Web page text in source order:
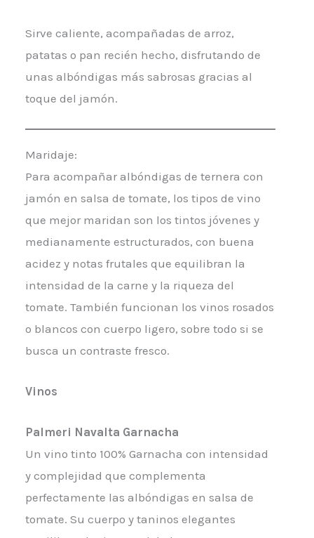
Sirve caliente, acompañadas de arroz,
patatas o pan recién hecho, disfrutando de
unas albóndigas más sabrosas gracias al
toque del jamón.
Maridaje:
Para acompañar albóndigas de ternera con
jamón en salsa de tomate, los tipos de vino
que mejor maridan son los tintos jóvenes y
medianamente estructurados, con buena
acidez y notas frutales que equilibran la
intensidad de la carne y la riqueza del
tomate. También funcionan los vinos rosados
o blancos con cuerpo ligero, sobre todo si se
busca un contraste fresco.
Vinos
Palmeri Navalta Garnacha
Un vino tinto 100% Garnacha con intensidad
y complejidad que complementa
perfectamente las albóndigas en salsa de
tomate. Su cuerpo y taninos elegantes